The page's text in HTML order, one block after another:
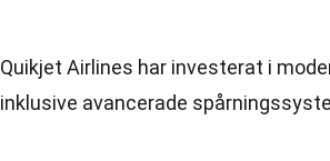
Quikjet Airlines har investerat i
inklusive avancerade